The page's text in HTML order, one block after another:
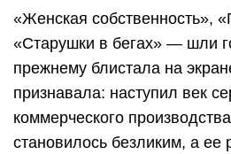
«Женская собственность»,
«Старушки в бегах» — шли
прежнему блистала на
признавала: наступил век
коммерческого
становилось безликим, а